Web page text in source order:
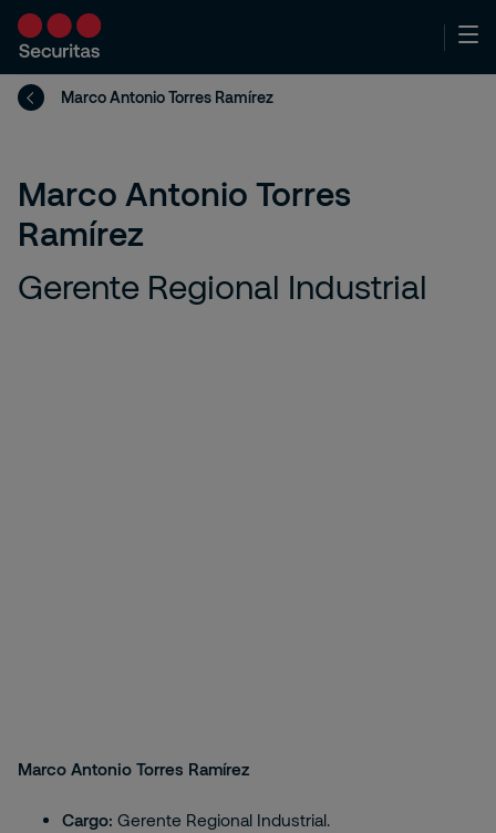
Marco Antonio Torres Ramírez
Marco Antonio Torres
Ramírez
Gerente Regional Industrial
Marco Antonio Torres Ramírez
Cargo: Gerente Regional Industrial.